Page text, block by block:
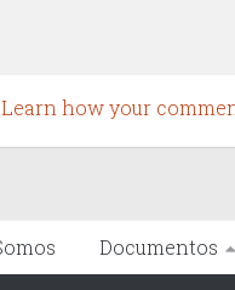
Learn how your
Documentos